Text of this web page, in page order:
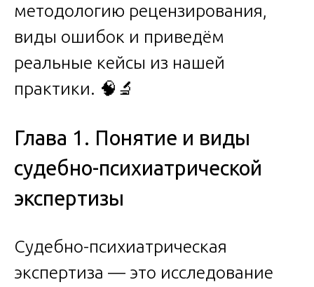
методологию рецензирования,
виды ошибок и приведём
реальные кейсы из нашей
практики. 🧠🔬
Глава 1. Понятие и виды
судебно-психиатрической
экспертизы
Судебно-психиатрическая
экспертиза — это исследование